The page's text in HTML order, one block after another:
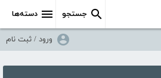
دسته‌ها جستجو
ورود / ثبت نام